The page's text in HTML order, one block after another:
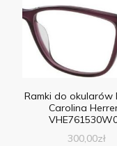
Ramki do okularów
Carolina
300,00zł